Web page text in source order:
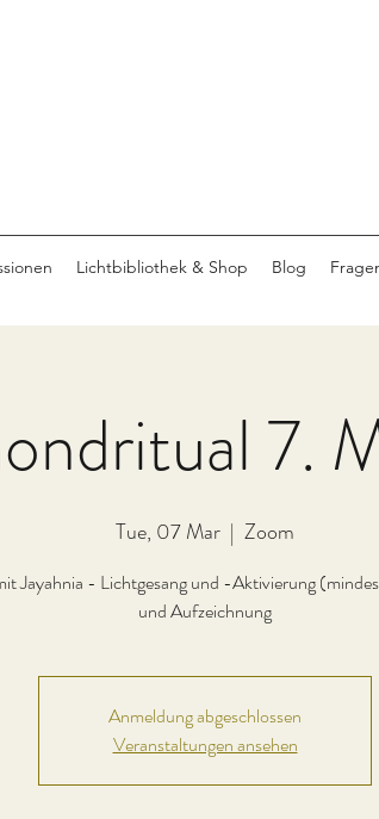
Lichtbibliothek & Shop Blog
7.
Tue, 07 Mar
  |
Zoom
Jayahnia - Lichtgesang und -Aktivierung
und Aufzeichnung
Anmeldung abgeschlossen
Veranstaltungen ansehen